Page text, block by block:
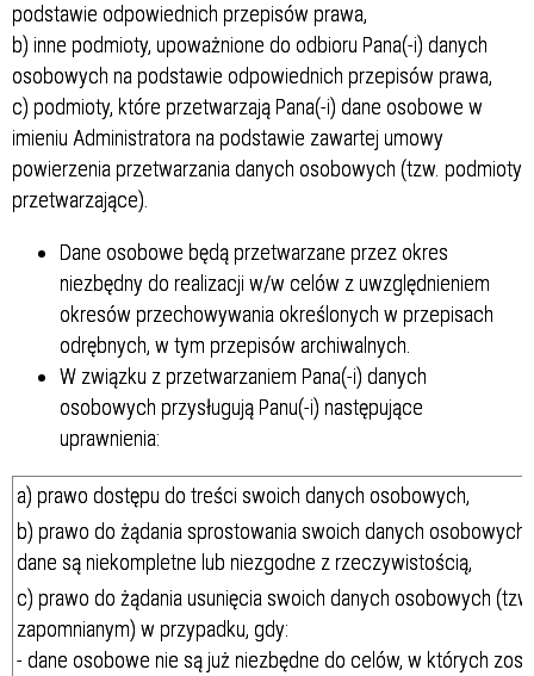
podstawie odpowiednich przepisów prawa,
b) inne podmioty, upoważnione do odbioru Pana(-i) danych
osobowych na podstawie odpowiednich przepisów prawa,
c) podmioty, które przetwarzają Pana(-i) dane osobowe w
imieniu Administratora na podstawie zawartej umowy
powierzenia przetwarzania danych osobowych (tzw. podmioty
przetwarzające).
Dane osobowe będą przetwarzane przez okres
niezbędny do realizacji w/w celów z uwzględnieniem
okresów przechowywania określonych w przepisach
odrębnych, w tym przepisów archiwalnych.
W związku z przetwarzaniem Pana(-i) danych
osobowych przysługują Panu(-i) następujące
uprawnienia:
a) prawo dostępu do treści swoich danych osobowych,
b) prawo do żądania sprostowania swoich danych osobowych
dane są niekompletne lub niezgodne z rzeczywistością,
c) prawo do żądania usunięcia swoich danych osobowych
zapomnianym) w przypadku, gdy:
- dane osobowe nie są już niezbędne do celów, w których